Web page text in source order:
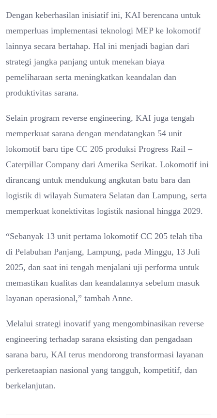
Dengan keberhasilan inisiatif ini, KAI berencana untuk
memperluas implementasi teknologi MEP ke lokomotif
lainnya secara bertahap. Hal ini menjadi bagian dari
strategi jangka panjang untuk menekan biaya
pemeliharaan serta meningkatkan keandalan dan
produktivitas sarana.
Selain program reverse engineering, KAI juga tengah
memperkuat sarana dengan mendatangkan 54 unit
lokomotif baru tipe CC 205 produksi Progress Rail –
Caterpillar Company dari Amerika Serikat. Lokomotif ini
dirancang untuk mendukung angkutan batu bara dan
logistik di wilayah Sumatera Selatan dan Lampung, serta
memperkuat konektivitas logistik nasional hingga 2029.
“Sebanyak 13 unit pertama lokomotif CC 205 telah tiba
di Pelabuhan Panjang, Lampung, pada Minggu, 13 Juli
2025, dan saat ini tengah menjalani uji performa untuk
memastikan kualitas dan keandalannya sebelum masuk
layanan operasional,” tambah Anne.
Melalui strategi inovatif yang mengombinasikan reverse
engineering terhadap sarana eksisting dan pengadaan
sarana baru, KAI terus mendorong transformasi layanan
perkeretaapian nasional yang tangguh, kompetitif, dan
berkelanjutan.